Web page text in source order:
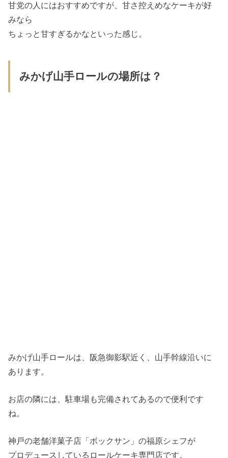
甘党の人にはおすすめですが、甘さ控えめなケーキが好
みなら
ちょっと甘すぎるかなといった感じ。
みかげ山手ロールの場所は？
みかげ山手ロールは、阪急御影駅近く、山手幹線沿いに
あります。
お店の隣には、駐車場も完備されてあるので便利です
ね。
神戸の老舗洋菓子店「ボックサン」の福原シェフが
プロデュースしているロールケーキ専門店です。